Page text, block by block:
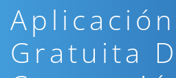
Aplicación
Gratuita